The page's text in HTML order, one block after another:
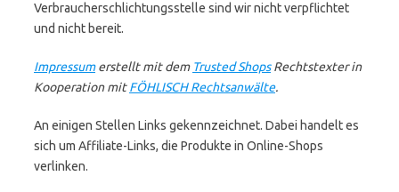
Verbraucherschlichtungsstelle sind wir nicht verpflichtet
und nicht bereit.
Impressumerstellt mit dem Trusted ShopsRechtstexter in
Kooperation mitFÖHLISCH Rechtsanwälte.
An einigen Stellen Links gekennzeichnet. Dabei handelt es
sich um Affiliate-Links, die Produkte in Online-Shops
verlinken.